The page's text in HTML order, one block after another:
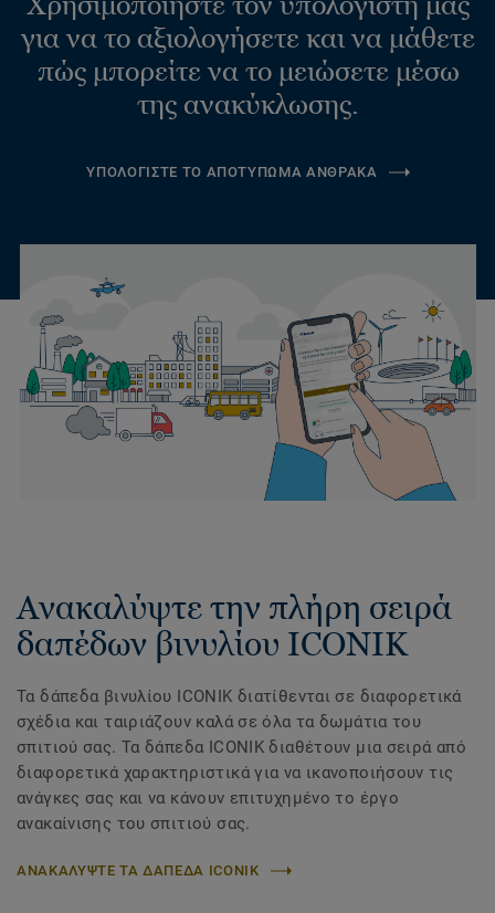
για να το αξιολογήσετε και να μάθετε
πώς μπορείτε να το μειώσετε μέσω
της ανακύκλωσης.
ΥΠΟΛΟΓΙΣΤΕ ΤΟ ΑΠΟΤΥΠΩΜΑ ΑΝΘΡΑΚΑ
Ανακαλύψτε την πλήρη σειρά
δαπέδων βινυλίου ICONIK
Τα δάπεδα βινυλίου ICONIK διατίθενται σε διαφορετικά
σχέδια και ταιριάζουν καλά σε όλα τα δωμάτια του
σπιτιού σας. Τα δάπεδα ICONIK διαθέτουν μια σειρά από
διαφορετικά χαρακτηριστικά για να ικανοποιήσουν τις
ανάγκες σας και να κάνουν επιτυχημένο το έργο
ανακαίνισης του σπιτιού σας.
ΑΝΑΚΑΛΥΨΤΕ ΤΑ ΔΑΠΕΔΑ ICONIK